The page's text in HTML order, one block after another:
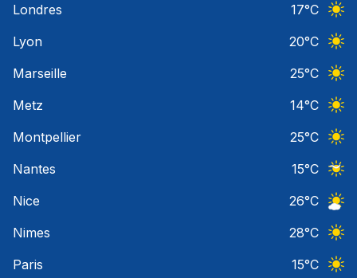
Londres
17°C
Lyon
20°C
Marseille
25°C
Metz
14°C
Montpellier
25°C
Nantes
15°C
Nice
26°C
Nimes
28°C
Paris
15°C